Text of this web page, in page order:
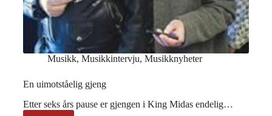
Musikk, Musikkintervju, Musikknyheter
En uimotståelig gjeng
Etter seks års pause er gjengen i King Midas endelig…